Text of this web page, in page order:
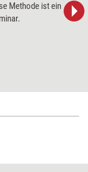
Methode ist ein